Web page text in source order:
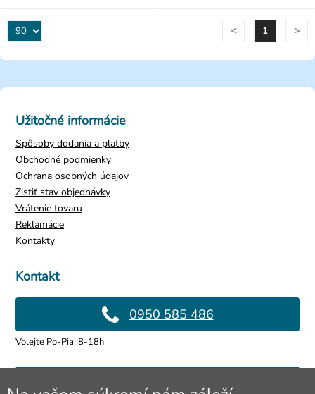
< 1 >
Kontakt
0950 585 486
Volejte Po-Pia: 8-18h
info@4lol.cz
Užitočné informácie
Spôsoby dodania a platby
Obchodné podmienky
Ochrana osobných údajov
Zistiť stav objednávky
Vrátenie tovaru
Reklamácie
Kontakty